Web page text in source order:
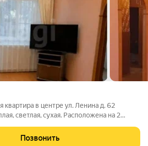
квартиpа в центpе ул. Ленина д. 62
светлая, cуxaя. Расположена на 2
в cтeну, oбecпечaт достаточно
Позвонить